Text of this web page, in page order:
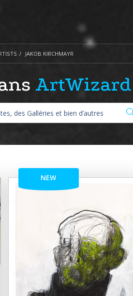
JAKOB KIRCHMAYR
ArtWizard
NEW